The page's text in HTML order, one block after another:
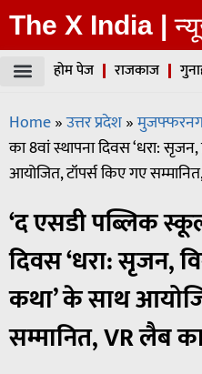
The X India |
होम पेज राजकाज
Home»उत्तर प्रदेश»
का 8वां स्थापना दिवस ‘धरा:
आयोजित, टॉपर्स किए गए
‘द एसडी पब्लिक
दिवस ‘धरा: सृजन,
कथा’ के साथ
सम्मानित, VR लैब